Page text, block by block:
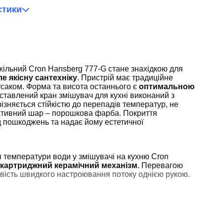
Cron Hansberg 777-G стане знахідкою для
якісну сантехніку. Пристрій має традиційне
Форма та висота останнього є оптимальною
кран змішувач для кухні виконаний з
стійкістю до перепадів температур, не
шар – порошкова фарба. Покриття
пошкоджень та надає йому естетичної
води у змішувачі на кухню Cron
картриджний керамічний механізм. Перевагою
швидкого настроювання потоку однією рукою.